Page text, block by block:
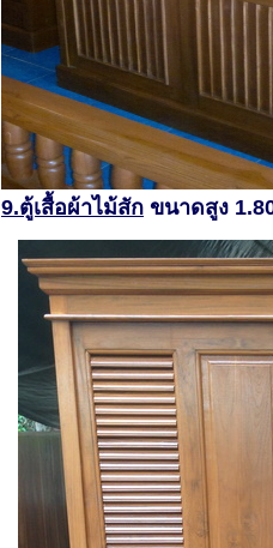
9.ตู้เสื้อผ้าไม้สัก ขนาดสูง